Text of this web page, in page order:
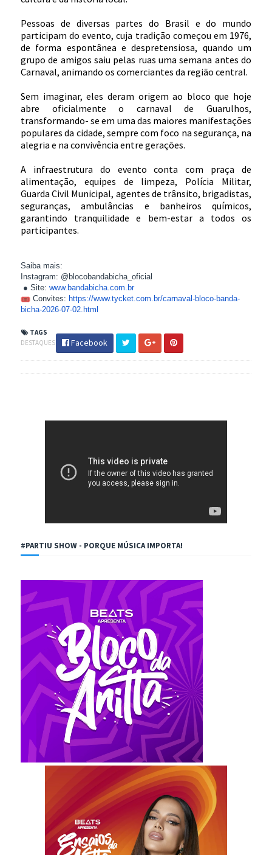
Pessoas de diversas partes do Brasil e do mundo
participam do evento, cuja tradição começou em 1976,
de forma espontânea e despretensiosa, quando um
grupo de amigos saiu pelas ruas uma semana antes do
Carnaval, animando os comerciantes da região central.
Sem imaginar, eles deram origem ao bloco que hoje
abre oficialmente o carnaval de Guarulhos,
transformando- se em uma das maiores manifestações
populares da cidade, sempre com foco na segurança, na
alegria e na convivência entre gerações.
A infraestrutura do evento conta com praça de
alimentação, equipes de limpeza, Polícia Militar,
Guarda Civil Municipal, agentes de trânsito, brigadistas,
seguranças, ambulâncias e banheiros químicos,
garantindo tranquilidade e bem-estar a todos os
participantes.
Saiba mais:
Instagram: @blocobandabicha_oficial
● Site: www.bandabicha.com.br
Convites: https://www.tycket.com.br/carnaval-bloco-banda-
bicha-2026-07-02.html
TAGS
DESTAQUES
Facebook
#PARTIU SHOW - PORQUE MÚSICA IMPORTA!